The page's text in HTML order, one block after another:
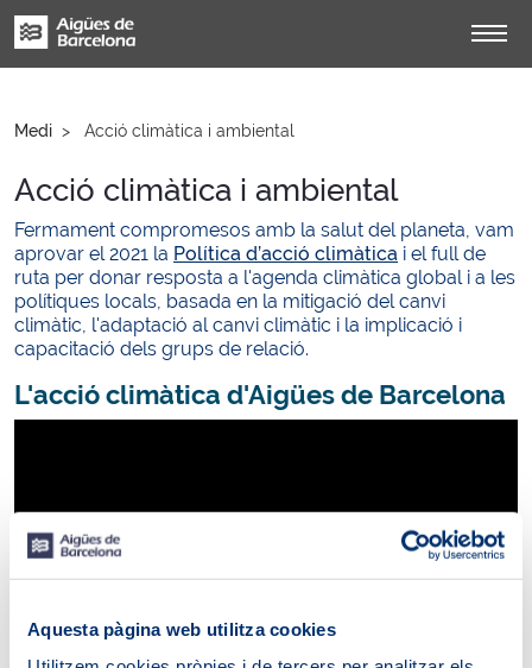
Aquesta pàgina web utilitza cookies
Medi Acció climàtica i ambiental
Acció climàtica i ambiental
Fermament compromesos amb la salut del planeta, vam
aprovar el 2021 la Política d’acció climàtica i el full de
ruta per donar resposta a l'agenda climàtica global i a les
polítiques locals, basada en la mitigació del canvi
climàtic, l'adaptació al canvi climàtic i la implicació i
capacitació dels grups de relació.
L'acció climàtica d'Aigües de Barcelona